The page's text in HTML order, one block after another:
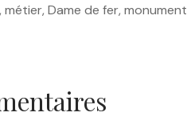
Dame de fer,